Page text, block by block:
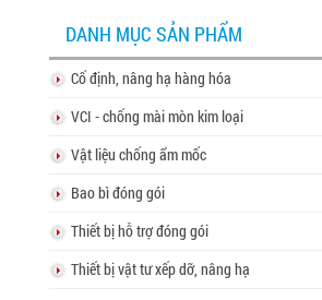
DANH MỤC SẢN PHẨM
Cố định, nâng hạ hàng hóa
VCI - chống mài mòn kim loại
Vật liệu chống ẩm mốc
Bao bì đóng gói
Thiết bị hỗ trợ đóng gói
Thiết bị vật tư xếp dỡ, nâng hạ